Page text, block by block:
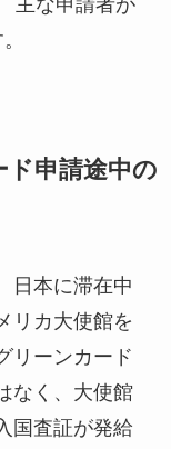
主な申請者が
ド申請途中の
日本に滞在中
リカ大使館を
リーンカード
なく、大使館
国査証が発給